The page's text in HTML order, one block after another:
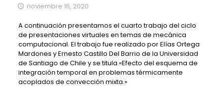
noviembre 16, 2020
A continuación presentamos el cuarto trabajo del ciclo
de presentaciones virtuales en temas de mecánica
computacional. El trabajo fue realizado por Elías Ortega
Mardones y Ernesto Castillo Del Barrio de la Universidad
de Santiago de Chile y se titula «Efecto del esquema de
integración temporal en problemas térmicamente
acoplados de convección mixta.»